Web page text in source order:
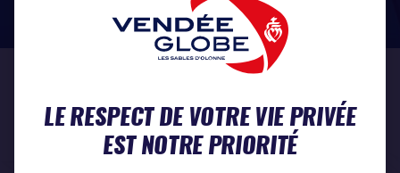
NOS PARTENAIRES
LE RESPECT DE VOTRE VIE PRIVÉE
EST NOTRE PRIORITÉ